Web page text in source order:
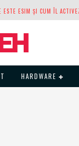
ANI DE REFUZURI,
HARDWARE